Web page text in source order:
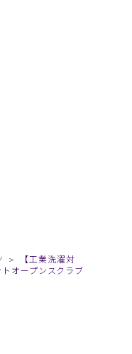
【工業洗濯対
オープンスクラブ